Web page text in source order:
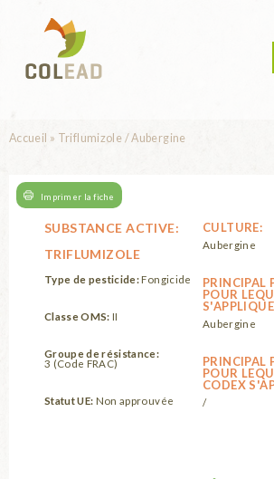
Vous êtes ici
Accueil » Triflumizole / Aubergine
Imprimer la fiche
SUBSTANCE ACTIVE:
TRIFLUMIZOLE
Type de pesticide:Fongicide
Classe OMS:II
Groupe de résistance:
3 (Code FRAC)
Statut UE: Non approuvée
CULTURE:
Aubergine
PRINCIPAL
POUR
Aubergine
PRINCIPAL
POUR
CODEX
/